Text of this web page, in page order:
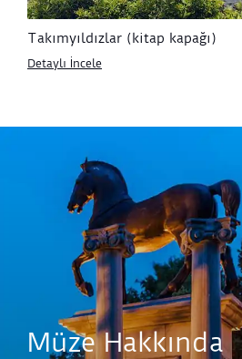
Takımyıldızlar (kitap kapağı)
Detaylı İncele
Müze Hakkında